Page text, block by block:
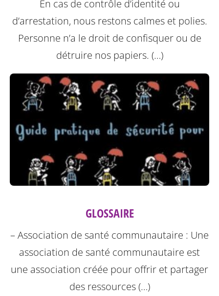
En cas de contrôle d’identité ou
d’arrestation, nous restons calmes et polies.
Personne n’a le droit de confisquer ou de
détruire nos papiers. (…)
GLOSSAIRE
– Association de santé communautaire : Une
association de santé communautaire est
une association créée pour offrir et partager
des ressources (…)